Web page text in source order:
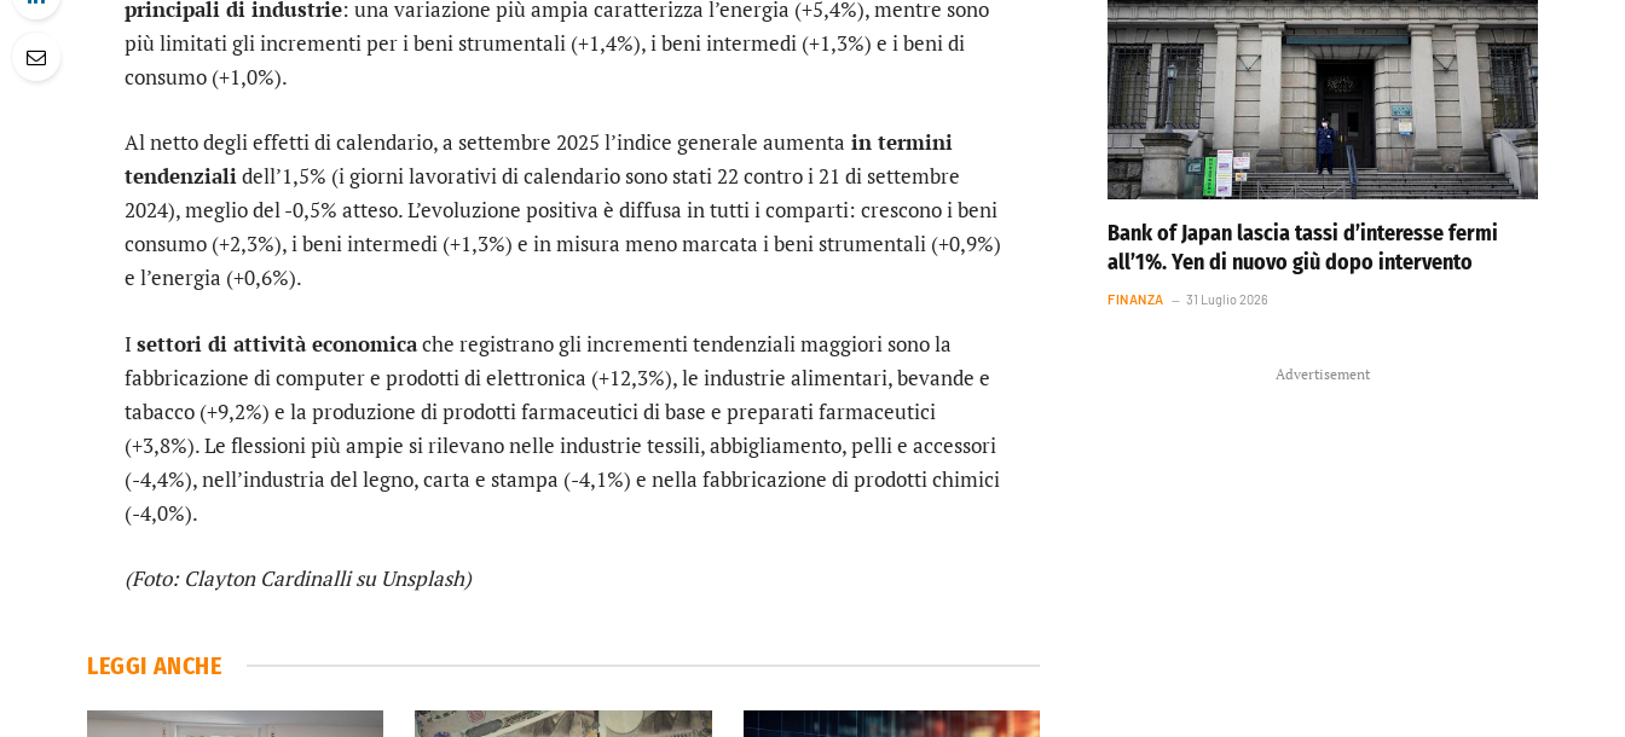
principali di industrie: una variazione più ampia caratterizza l’energia (+5,4%), mentre sono
più limitati gli incrementi per i beni strumentali (+1,4%), i beni intermedi (+1,3%) e i beni di
consumo (+1,0%).
Al netto degli effetti di calendario, a settembre 2025 l’indice generale aumenta in termini
tendenzialidell’1,5% (i giorni lavorativi di calendario sono stati 22 contro i 21 di settembre
2024), meglio del -0,5% atteso. L’evoluzione positiva è diffusa in tutti i comparti: crescono i beni
consumo (+2,3%), i beni intermedi (+1,3%) e in misura meno marcata i beni strumentali (+0,9%)
e l’energia (+0,6%).
I settori di attività economicache registrano gli incrementi tendenziali maggiori sono la
fabbricazione di computer e prodotti di elettronica (+12,3%), le industrie alimentari, bevande e
tabacco (+9,2%) e la produzione di prodotti farmaceutici di base e preparati farmaceutici
(+3,8%). Le flessioni più ampie si rilevano nelle industrie tessili, abbigliamento, pelli e accessori
(-4,4%), nell’industria del legno, carta e stampa (-4,1%) e nella fabbricazione di prodotti chimici
(-4,0%).
(Foto: Clayton Cardinalli su Unsplash)
LEGGI ANCHE
Bank of Japan lascia tassi d’interesse fermi
all’1%. Yen di nuovo giù dopo intervento
FINANZA 31 Luglio 2026
Advertisement